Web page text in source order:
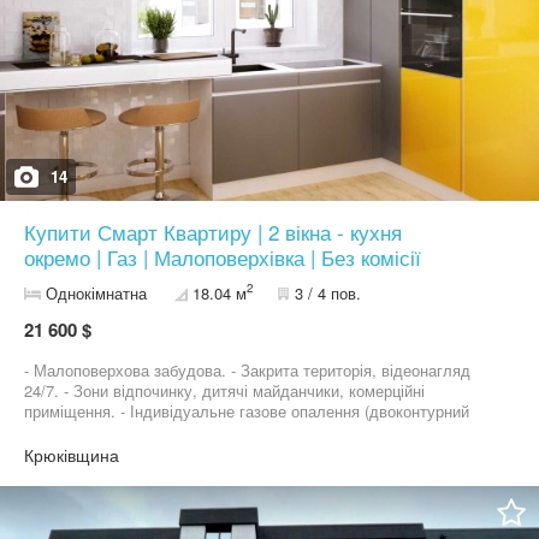
15 кв.м. до 36 кв.м. - ідеально підходять для власного
проживання та інвестицій. В наявності готові квартири з
документами! Не зволікайте! Запрошуємо на перегляд.
Працюємо без вихідних, 7 днів на тиждень! Телефонуйте!
14
Купити Смарт Квартиру | 2 вікна - кухня
окремо | Газ | Малоповерхівка | Без комісії
Однокімнатна 18.04 м2 3 / 4 пов.
21 600 $
- Малоповерхова забудова. - Закрита територія, відеонагляд
24/7. - Зони відпочинку, дитячі майданчики, комерційні
приміщення. - Індивідуальне газове опалення (двоконтурний
Building: 6 житлових проєктів у портфелі. - 3 - здані та заселені.
- 3 - на стадії реалізації та заселення. Запрошуємо на перегляд!
Працюємо без вихідних, 7 днів на тиждень.
Крюківщина